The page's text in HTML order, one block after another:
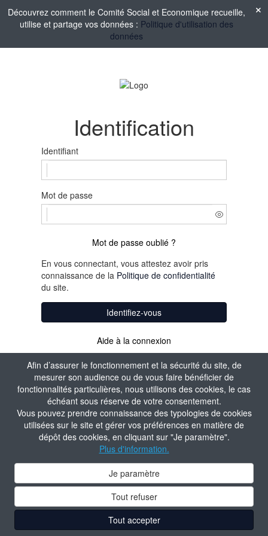
Afin d’assurer le fonctionnement et la sécurité du site, de
mesurer son audience ou de vous faire bénéficier de
fonctionnalités particulières, nous utilisons des cookies, le cas
échéant sous réserve de votre consentement.
Vous pouvez prendre connaissance des typologies de cookies
utilisées sur le site et gérer vos préférences en matière de
dépôt des cookies, en cliquant sur "Je paramètre".
Plus d'information.
Je paramètre
Tout refuser
Tout accepter
Découvrez comment le Comité Social et Economique recueille,
utilise et partage vos données : Politique d'utilisation des
données
Identification
Identifiant
Mot de passe
Mot de passe oublié ?
En vous connectant, vous attestez avoir pris
connaissance de la Politique de confidentialité
du site.
Identifiez-vous
Aide à la connexion